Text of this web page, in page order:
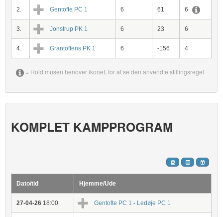
2. Gentofte PC 1 6 61 6
3. Jonstrup PK 1 6 23 6
4. Grantoftens PK 1 6 -156 4
= Hold musen henover ikonet, for at se den anvendte stillingsregel
KOMPLET KAMPPROGRAM
Dato/tid Hjemme/Ude
27-04-26 18:00 Gentofte PC 1- Ledøje PC 1